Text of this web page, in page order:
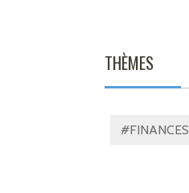
THÈMES
#FINANCES